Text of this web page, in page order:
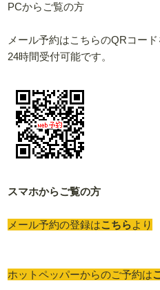
PCからご覧の方
メール予約はこちらのQRコード
24時間受付可能です。
スマホからご覧の方
メール予約の登録はこちらより
ホットペッパーからのご予約は